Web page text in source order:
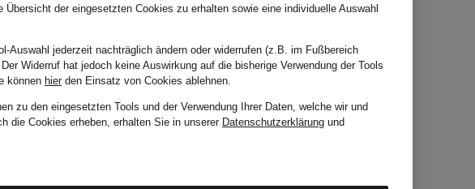
Übersicht der eingesetzten Cookies zu erhalten sowie eine individuelle Auswahl
Auswahl jederzeit nachträglich ändern oder widerrufen (z.B. im Fußbereich
Widerruf hat jedoch keine Auswirkung auf die bisherige Verwendung der Tools
können hierden Einsatz von Cookies ablehnen.
zu den eingesetzten Tools und der Verwendung Ihrer Daten, welche wir und
die Cookies erheben, erhalten Sie in unserer Datenschutzerklärung und